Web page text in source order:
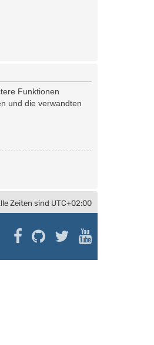
Funktionen
und die verwandten
Zeiten sind UTC+02:00